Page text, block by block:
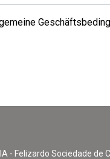
- Felizardo Sociedade de